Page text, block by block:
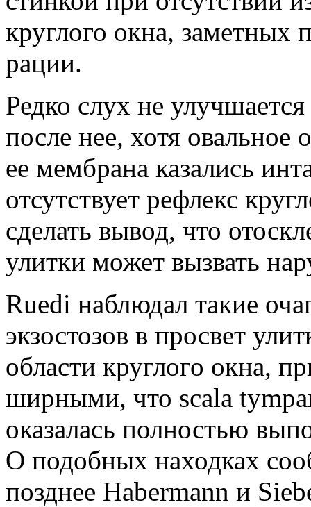
круглого окна, за­метных
рации.
Редко слух не
после нее, хотя
ее мембрана казались
отсутст­вует рефлекс
сделать вывод, что
улитки может вызвать
Ruedi наблюдал такие
экзостозов в просвет
области круглого ок­на,
ширными, что scala
оказалась полностью
О подобных находках
позднее Habermann и